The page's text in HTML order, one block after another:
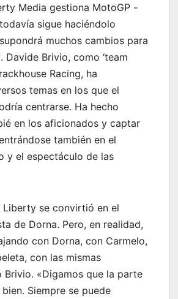
Media gestiona MotoGP -
sigue haciéndolo
muchos cambios para
Davide Brivio, como ‘team
Racing, ha
temas en los que el
centrarse. Ha hecho
en los aficionados y captar
también en el
y el espectáculo de las
Liberty se convirtió en el
de Dorna. Pero, en realidad,
con Dorna, con Carmelo,
con las mismas
Brivio. «Digamos que la parte
Siempre se puede